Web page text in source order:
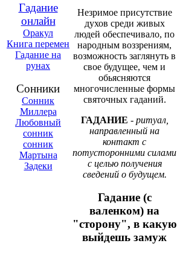
Гадание
онлайн
Оракул
Книга перемен
Гадание на
рунах
Сонники
Сонник
Миллера
Любовный
сонник
сонник
Мартына
Задеки
Незримое присутствие
духов среди живых
людей обеспечивало, по
народным воззрениям,
возможность заглянуть в
свое будущее, чем и
обьясняются
многочисленные формы
святочных гаданий.
ГАДАНИЕ - ритуал,
направленный на
контакт с
потусторонними силами
с целью получения
сведений о будущем.
Гадание (с
валенком) на
"сторону", в какую
выйдешь замуж